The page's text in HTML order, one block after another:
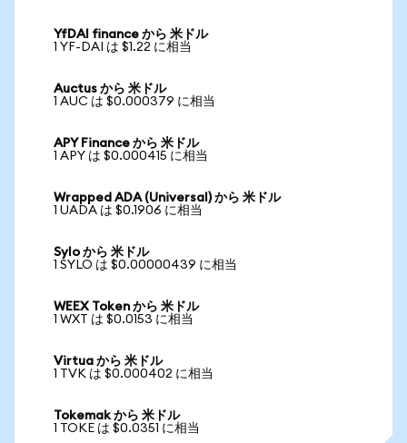
YfDAI finance から 米ドル
1 YF-DAI は $1.22 に相当
Auctus から 米ドル
1 AUC は $0.000379 に相当
APY Finance から 米ドル
1 APY は $0.000415 に相当
Wrapped ADA (Universal) から 米ドル
1 UADA は $0.1906 に相当
Sylo から 米ドル
1 SYLO は $0.00000439 に相当
WEEX Token から 米ドル
1 WXT は $0.0153 に相当
Virtua から 米ドル
1 TVK は $0.000402 に相当
Tokemak から 米ドル
1 TOKE は $0.0351 に相当